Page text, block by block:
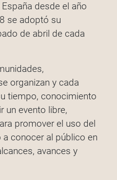
desde el año
se adoptó su
de abril de cada
organizan y cada
tiempo, conocimiento
un evento libre,
promover el uso del
conocer al público en
avances y